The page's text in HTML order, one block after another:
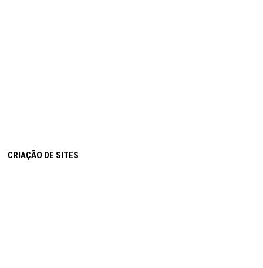
CRIAÇÃO DE SITES